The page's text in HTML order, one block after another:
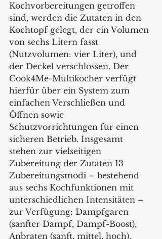
Kochvorbereitungen getroffen
sind, werden die Zutaten in den
Kochtopf gelegt, der ein Volumen
von sechs Litern fasst
(Nutzvolumen: vier Liter), und
der Deckel verschlossen. Der
Cook4Me-Multikocher verfügt
hierfür über ein System zum
einfachen Verschließen und
Öffnen sowie
Schutzvorrichtungen für einen
sicheren Betrieb. Insgesamt
stehen zur vielseitigen
Zubereitung der Zutaten 13
Zubereitungsmodi – bestehend
aus sechs Kochfunktionen mit
unterschiedlichen Intensitäten –
zur Verfügung: Dampfgaren
(sanfter Dampf, Dampf-Boost),
Anbraten (sanft, mittel, hoch),